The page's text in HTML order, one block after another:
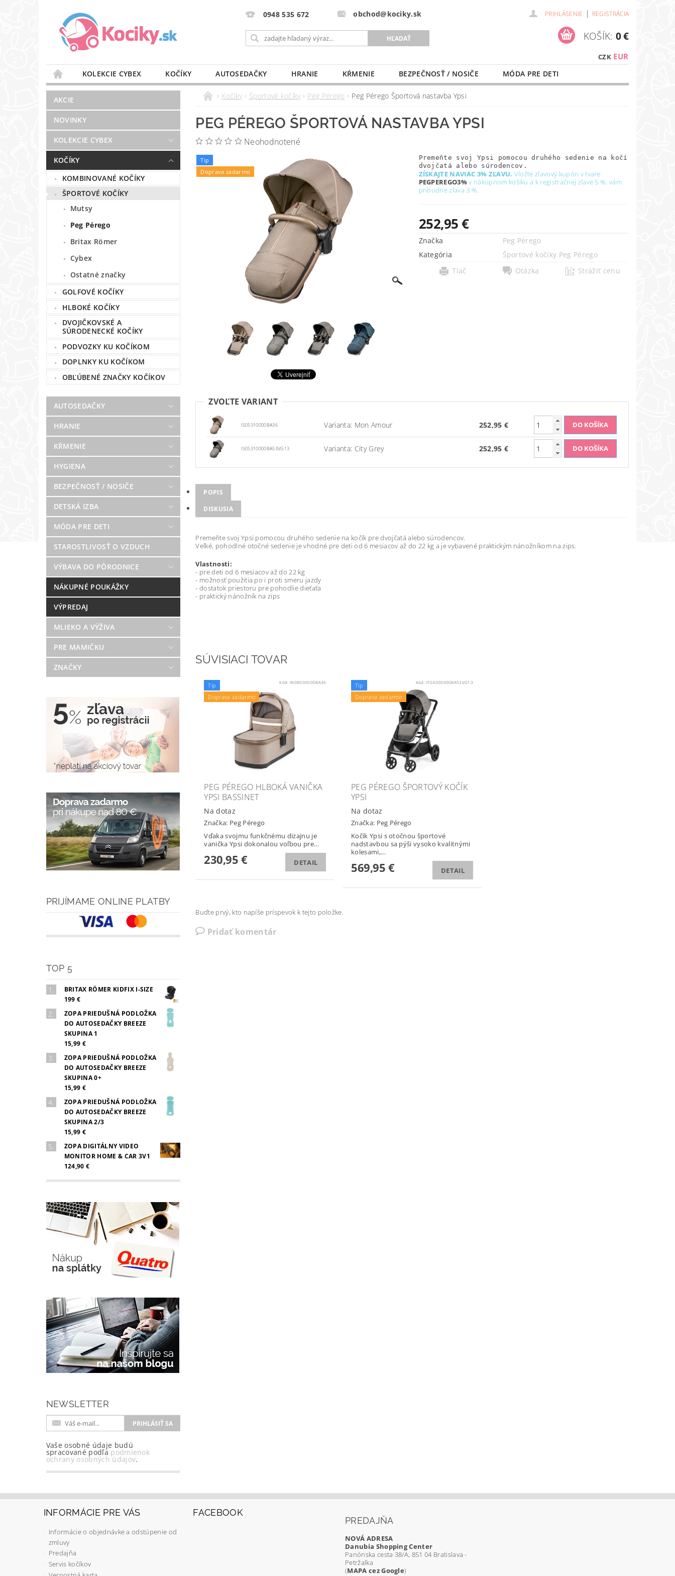
0948 535 672 obchod@kociky.sk PRIHLÁSENIE | REGISTRÁCIA
CZK EUR
KOŠÍK: 0 €
KOLEKCIE CYBEX KOČÍKY AUTOSEDAČKY HRANIE KŔMENIE BEZPEČNOSŤ / NOSIČE
MÓDA PRE DETI
STAROSTLIVOSŤ O VZDUCH
VÝBAVA DO PÔRODNICE MLIEKO A VÝŽIVA PRE MAMIČKU NAŠE SLUŽBY
BLOG
PREDAJŇA KONTAKT
AKCIE
NOVINKY
KOLEKCIE CYBEX
KOČÍKY
KOMBINOVANÉ KOČÍKY
ŠPORTOVÉ KOČÍKY
Mutsy
Peg Pérego
Britax Römer
Cybex
Ostatné značky
GOLFOVÉ KOČÍKY
HLBOKÉ KOČÍKY
DVOJIČKOVSKÉ A
SÚRODENECKÉ KOČÍKY
PODVOZKY KU KOČÍKOM
DOPLNKY KU KOČÍKOM
OBĽÚBENÉ ZNAČKY KOČÍKOV
AUTOSEDAČKY
HRANIE
KŔMENIE
HYGIENA
BEZPEČNOSŤ / NOSIČE
DETSKÁ IZBA
MÓDA PRE DETI
STAROSTLIVOSŤ O VZDUCH
VÝBAVA DO PÔRODNICE
NÁKUPNÉ POUKÁŽKY
VÝPREDAJ
MLIEKO A VÝŽIVA
PRE MAMIČKU
ZNAČKY
PRIJÍMAME ONLINE PLATBY
TOP 5
BRITAX RÖMER KIDFIX I-SIZE
199 €
ZOPA PRIEDUŠNÁ PODLOŽKA
DO AUTOSEDAČKY BREEZE
SKUPINA 1
15,99 €
ZOPA PRIEDUŠNÁ PODLOŽKA
DO AUTOSEDAČKY BREEZE
SKUPINA 0+
15,99 €
ZOPA PRIEDUŠNÁ PODLOŽKA
DO AUTOSEDAČKY BREEZE
SKUPINA 2/3
15,99 €
ZOPA DIGITÁLNY VIDEO
MONITOR HOME & CAR 3V1
124,90 €
NEWSLETTER
Vaše osobné údaje budú
spracované podľa podmienok
ochrany osobných údajov.
Kočíky Športové kočíky Peg Pérego Peg Pérego Športová nastavba Ypsi
PEG PÉREGO ŠPORTOVÁ NASTAVBA YPSI
Neohodnotené
Tip
Doprava zadarmo
Premeňte svoj Ypsi pomocou druhého sedenie na kočík pre
dvojčatá alebo súrodencov.
ZÍSKAJTE NAVIAC 3% ZĽAVU. Vložte zľavový kupón v tvare:
PEGPEREGO3%v nákupnom košíku a k registračnej zľave 5 %, vám
pribudne zľava 3 %.
252,95 €
Značka
Peg Pérego
Kategória
Športové kočíky Peg Pérego
Tlač
Otázka Strážiť cenu
ZVOĽTE VARIANT
IS05310000BA36 Varianta: Mon Amour 252,95 €
IS05310000BA53VG13 Varianta: City Grey 252,95 €
POPIS
DISKUSIA
Premeňte svoj Ypsi pomocou druhého sedenie na kočík pre dvojčatá alebo súrodencov.
Veľké, pohodlné otočné sedenie je vhodné pre deti od 6 mesiacov až do 22 kg a je vybavené praktickým nánožníkom na zips.
Vlastnosti:
- pre deti od 6 mesiacov až do 22 kg
- možnosť použitia po i proti smeru jazdy
- dostatok priestoru pre pohodlie dieťaťa
- praktický nánožník na zips
SÚVISIACI TOVAR
Tip
Doprava zadarmo
Kód: IN08000000BA36
PEG PÉREGO HLBOKÁ VANIČKA
YPSI BASSINET
Na dotaz
Značka: Peg Pérego
Vďaka svojmu funkčnému dizajnu je
vanička Ypsi dokonalou voľbou pre...
230,95 € DETAIL
Tip
Doprava zadarmo
Kód:IP24000000BA53VG13
PEG PÉREGO ŠPORTOVÝ KOČÍK
YPSI
Na dotaz
Značka: Peg Pérego
Kočík Ypsi s otočnou športové
nadstavbou sa pýši vysoko kvalitnými
kolesami,...
569,95 € DETAIL
Buďte prvý, kto napíše príspevok k tejto položke.
Pridať komentár
INFORMÁCIE PRE VÁS
Informácie o objednávke a odstúpenie od
zmluvy
Predajňa
Servis kočíkov
FACEBOOK
PREDAJŇA
NOVÁ ADRESA
Danubia Shopping Center
Panónska cesta 38/A, 851 04 Bratislava -
Petržalka
(MAPA cez Google)